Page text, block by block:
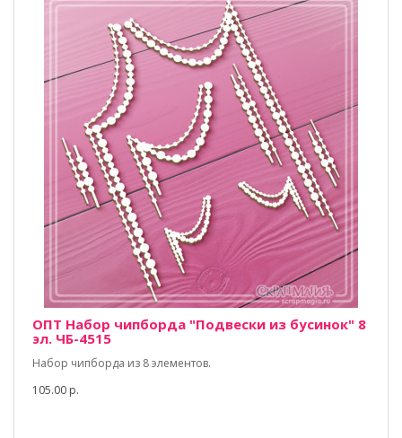
ОПТ Набор чипборда "Подвески из бусинок" 8
эл. ЧБ-4515
Набор чипборда из 8 элементов.
105.00 р.